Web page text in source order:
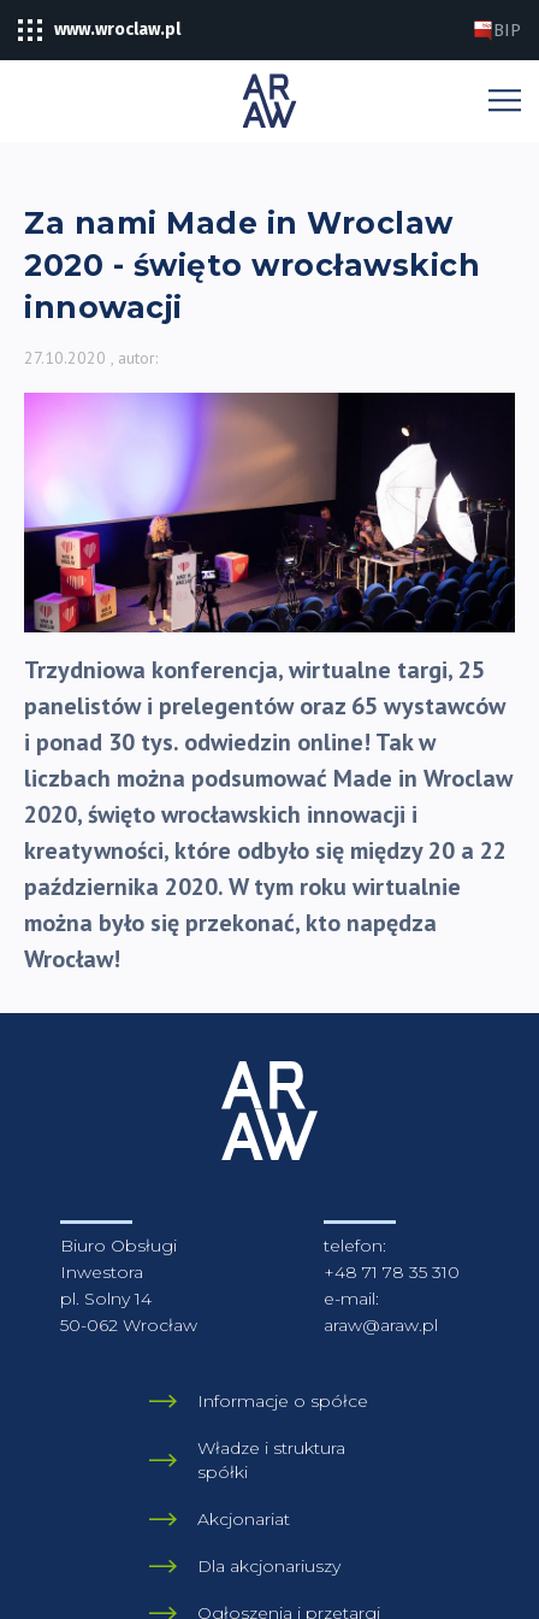
www.wroclaw.pl BIP
Za nami Made in Wroclaw
2020 - święto wrocławskich
innowacji
27.10.2020 , autor:
Trzydniowa konferencja, wirtualne targi, 25
panelistów i prelegentów oraz 65 wystawców
i ponad 30 tys. odwiedzin online! Tak w
liczbach można podsumować Made in Wroclaw
2020, święto wrocławskich innowacji i
kreatywności, które odbyło się między 20 a 22
października 2020. W tym roku wirtualnie
można było się przekonać, kto napędza
Wrocław!
Biuro Obsługi
Inwestora
pl. Solny 14
50-062 Wrocław
telefon:
+48 71 78 35 310
e-mail:
araw@araw.pl
Informacje o spółce
Władze i struktura
spółki
Akcjonariat
Dla akcjonariuszy
Ogłoszenia i przetargi